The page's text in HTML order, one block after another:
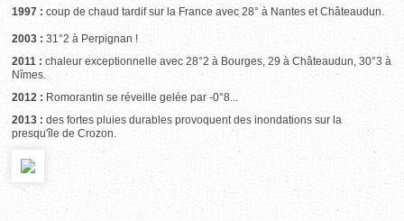
1997 : coup de chaud tardif sur la France avec 28° à Nantes et Châteaudun.
2003 : 31°2 à Perpignan !
2011 : chaleur exceptionnelle avec 28°2 à Bourges, 29 à Châteaudun, 30°3 à
Nîmes.
2012 : Romorantin se réveille gelée par -0°8...
2013 : des fortes pluies durables provoquent des inondations sur la
presqu'île de Crozon.